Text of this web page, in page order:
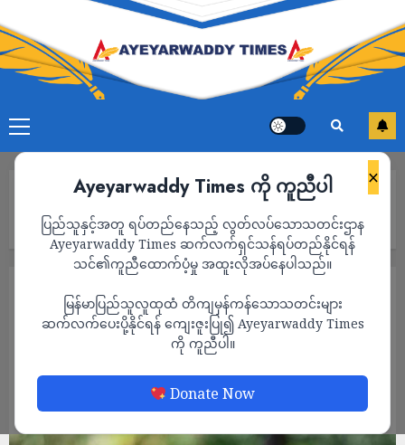
×
Ayeyarwaddy Times ကို ကူညီပါ
ပြည်သူနှင့်အတူ ရပ်တည်နေသည့် လွတ်လပ်သောသတင်းဌာန
Ayeyarwaddy Times ဆက်လက်ရှင်သန်ရပ်တည်နိုင်ရန်
သင်၏ကူညီထောက်ပံ့မှု အထူးလိုအပ်နေပါသည်။
မြန်မာပြည်သူလူထုထံ တိကျမှန်ကန်သောသတင်းများ
ဆက်လက်ပေးပို့နိုင်ရန် ကျေးဇူးပြု၍ Ayeyarwaddy Times
ကို ကူညီပါ။
Donate Now
တို့ ပြန်လည် လွတ်မြောက်လာ
စစ်ကောင်စီက ထောင် ၇ နှစ်ချမှတ်ခဲ့သည့် သင်
ဇာ၀င့်ကျော်နှင့် နန်းမွေ့စံတို့ ပြန်လည်
လွတ်မြောက်လာ
ADMIN JANUARY 5, 2024